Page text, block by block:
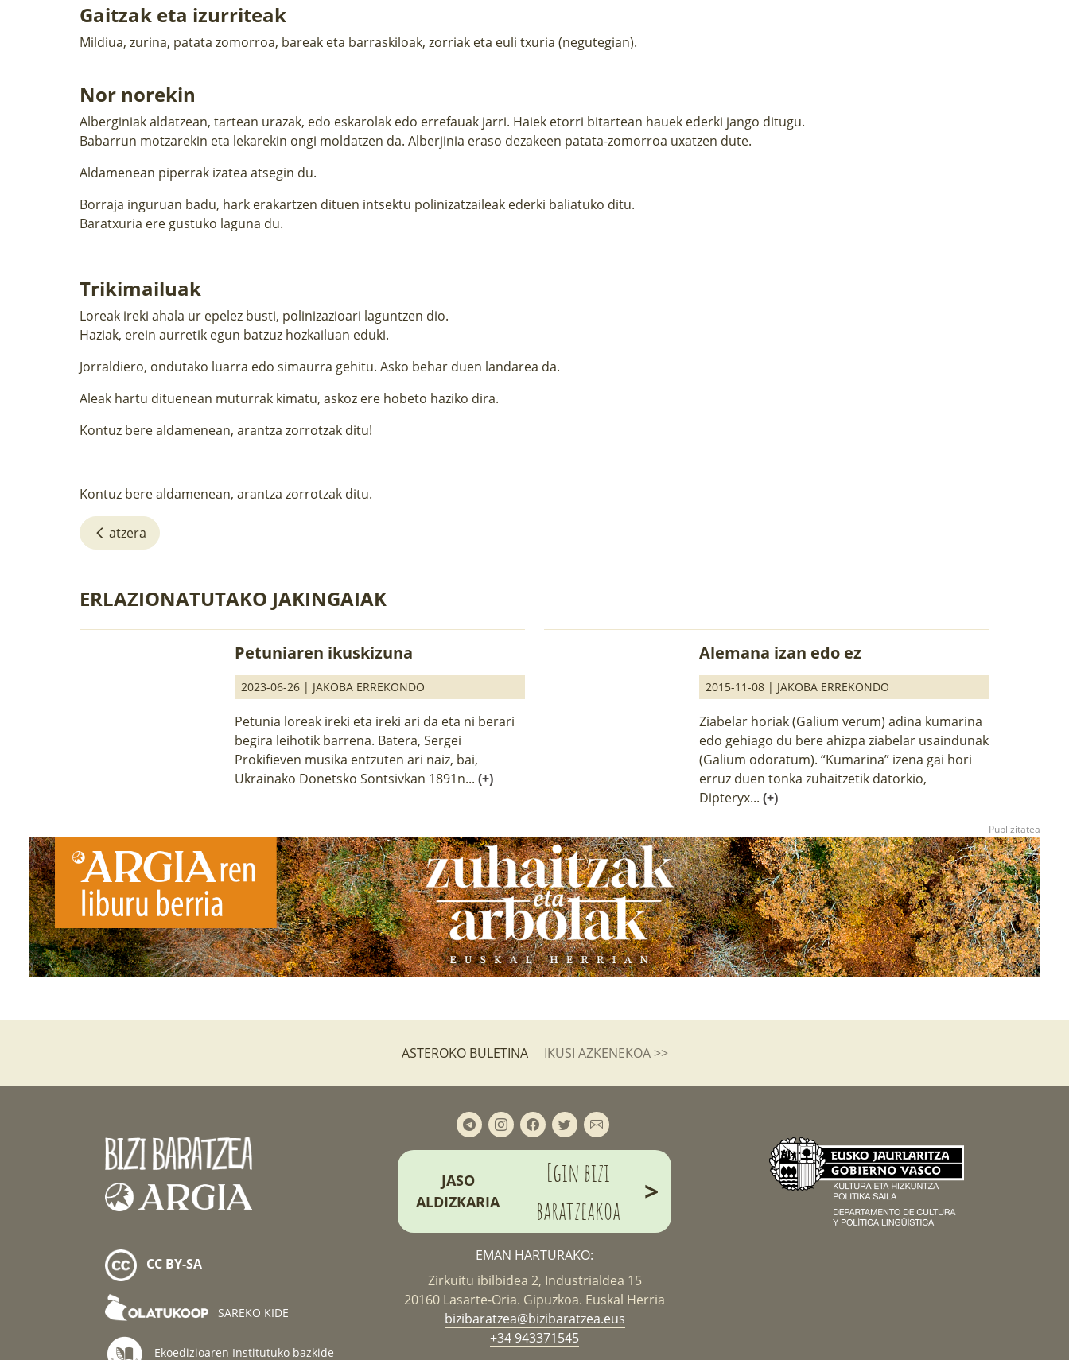
Gaitzak eta izurriteak
Mildiua, zurina, patata zomorroa, bareak eta barraskiloak, zorriak eta euli txuria (negutegian).
Nor norekin
Alberginiak aldatzean, tartean urazak, edo eskarolak edo errefauak jarri. Haiek etorri bitartean hauek ederki jango ditugu.
Babarrun motzarekin eta lekarekin ongi moldatzen da. Alberjinia eraso dezakeen patata-zomorroa uxatzen dute.
Aldamenean piperrak izatea atsegin du.
Borraja inguruan badu, hark erakartzen dituen intsektu polinizatzaileak ederki baliatuko ditu.
Baratxuria ere gustuko laguna du.
Trikimailuak
Loreak ireki ahala ur epelez busti, polinizazioari laguntzen dio.
Haziak, erein aurretik egun batzuz hozkailuan eduki.
Jorraldiero, ondutako luarra edo simaurra gehitu. Asko behar duen landarea da.
Aleak hartu dituenean muturrak kimatu, askoz ere hobeto haziko dira.
Kontuz bere aldamenean, arantza zorrotzak ditu!
Kontuz bere aldamenean, arantza zorrotzak ditu.
atzera
ERLAZIONATUTAKO JAKINGAIAK
Petuniaren ikuskizuna
2023-06-26 | JAKOBA ERREKONDO
Petunia loreak ireki eta ireki ari da eta ni berari
begira leihotik barrena. Batera, Sergei
Prokifieven musika entzuten ari naiz, bai,
Ukrainako Donetsko Sontsivkan 1891n... (+)
Alemana izan edo ez
2015-11-08 | JAKOBA ERREKONDO
Ziabelar horiak (Galium verum) adina kumarina
edo gehiago du bere ahizpa ziabelar usaindunak
(Galium odoratum). “Kumarina” izena gai hori
erruz duen tonka zuhaitzetik datorkio,
Dipteryx... (+)
ASTEROKO BULETINA IKUSI AZKENEKOA >>
CC BY-SA
SAREKO KIDE
Ekoedizioaren Institutuko bazkide
JASO
ALDIZKARIA
Egin bizi
baratzeakoa
>
EMAN HARTURAKO:
Zirkuitu ibilbidea 2, Industrialdea 15
20160 Lasarte-Oria. Gipuzkoa. Euskal Herria
bizibaratzea@bizibaratzea.eus
+34 943371545